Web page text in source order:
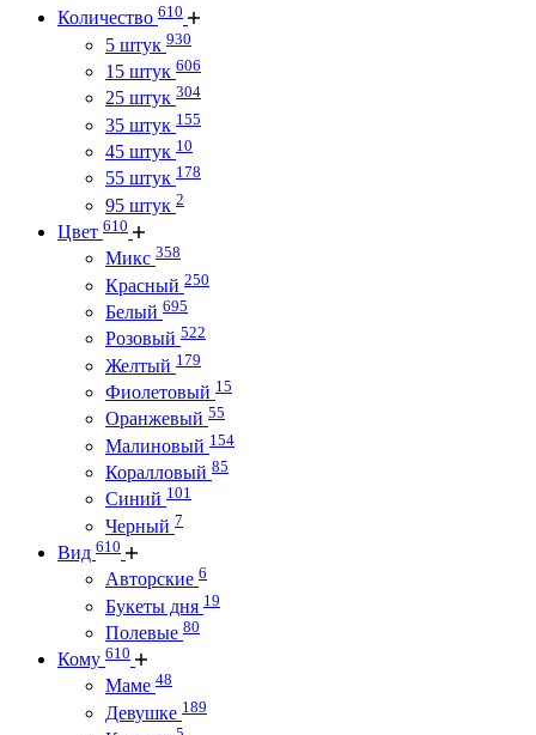
Количество 610
5 штук 930
15 штук 606
25 штук 304
35 штук 155
45 штук 10
55 штук 178
95 штук 2
Цвет 610
Микс 358
Красный 250
Белый 695
Розовый 522
Желтый 179
Фиолетовый 15
Оранжевый 55
Малиновый 154
Коралловый 85
Синий 101
Черный 7
Вид 610
Авторские 6
Букеты дня 19
Полевые 80
Кому 610
Маме 48
Девушке 189